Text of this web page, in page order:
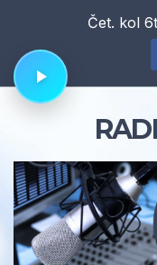
content
Čet. kol